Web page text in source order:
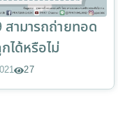
สามารถถ่ายทอด
ได้หรือไม่
27